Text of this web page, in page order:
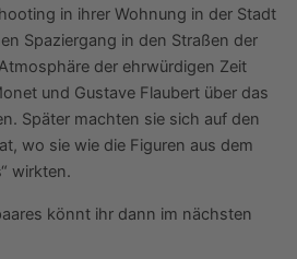
in ihrer Wohnung in der Stadt
Spaziergang in den Straßen der
der ehrwürdigen Zeit
und Gustave Flaubert über das
Später machten sie sich auf den
wo sie wie die Figuren aus dem
wirkten.
könnt ihr dann im nächsten